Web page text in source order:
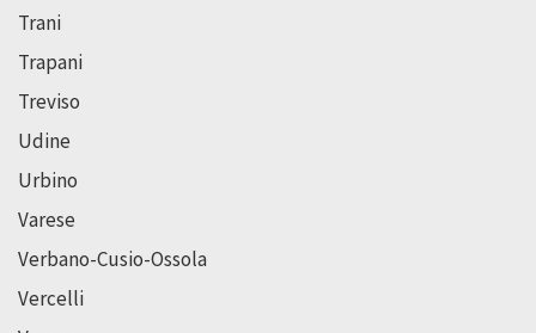
Trani
Trapani
Treviso
Udine
Urbino
Varese
Verbano-Cusio-Ossola
Vercelli